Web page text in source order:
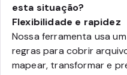
esta situação?
Flexibilidade e rapidez
Nossa ferramenta usa
regras para cobrir
mapear, transformar e